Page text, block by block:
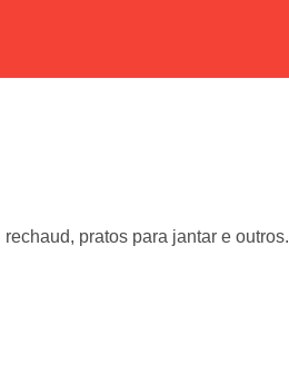
pratos para jantar e outros.